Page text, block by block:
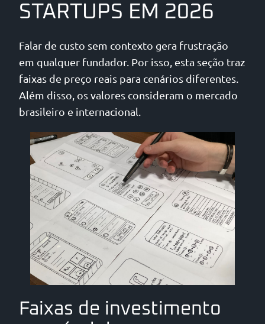
STARTUPS EM 2026
Falar de custo sem contexto gera frustração
em qualquer fundador. Por isso, esta seção traz
faixas de preço reais para cenários diferentes.
Além disso, os valores consideram o mercado
brasileiro e internacional.
Faixas de investimento